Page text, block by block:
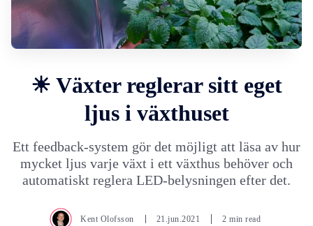
☀ Växter reglerar sitt eget
ljus i växthuset
Ett feedback-system gör det möjligt att läsa av hur
mycket ljus varje växt i ett växthus behöver och
automatiskt reglera LED-belysningen efter det.
Kent Olofsson 21.jun.2021 2 min read